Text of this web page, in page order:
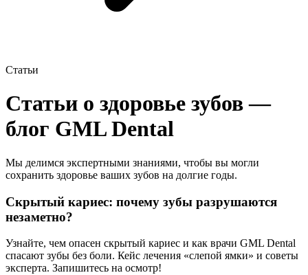
Статьи
Статьи о здоровье зубов —
блог GML Dental
Мы делимся экспертными знаниями, чтобы вы могли
сохранить здоровье ваших зубов на долгие годы.
Скрытый кариес: почему зубы разрушаются
незаметно?
Узнайте, чем опасен скрытый кариес и как врачи GML Dental
спасают зубы без боли. Кейс лечения «слепой ямки» и советы
эксперта. Запишитесь на осмотр!